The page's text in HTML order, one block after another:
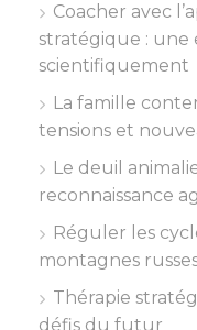
Coacher avec
stratégique : une
scientifiquement
La famille
tensions et
Le deuil
reconnaissance
Réguler les
montagnes
Thérapie
défis du futur